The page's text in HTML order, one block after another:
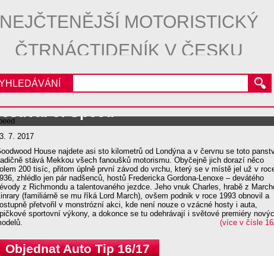
NEJČTENĚJŠÍ MOTORISTICKÝ
ČTRNÁCTIDENÍK V ČESKU
of Speed
7. 2017
House najdete asi sto kilometrů od Londýna a v červnu se toto
stává Mekkou všech fanoušků motorismu. Obyčejně jich dorazí něco
200 tisíc, přitom úplně první závod do vrchu, který se v místě jel už v
zhlédlo jen pár nadšenců, hostů Fredericka Gordona-Lenoxe – devátého
z Richmondu a talentovaného jezdce. Jeho vnuk Charles, hrabě z
(familiárně se mu říká Lord March), ovšem podnik v roce 1993 obnovil a
přetvořil v monstrózní akci, kde není nouze o vzácné hosty i auta,
sportovní výkony, a dokonce se tu odehrávají i světové premiéry
(více v čísle
Objednat Auto Tip 16/17